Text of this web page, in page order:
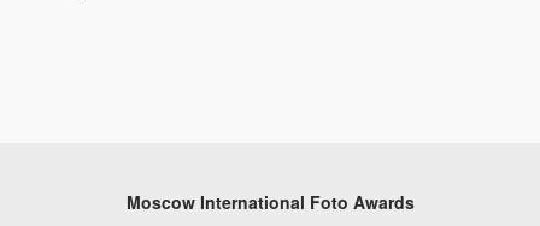
Moscow International Foto Awards